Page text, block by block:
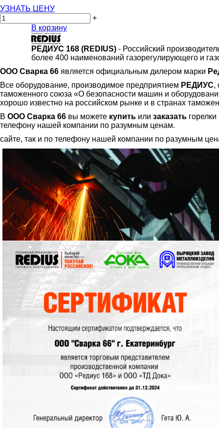
УЗНАТЬ ЦЕНУ
+
В корзину
РЕДИУС 168 (REDIUS) - Российский
более 400 наименований газорегулирующего и
ООО Сварка 66 является официальным дилером марки
Все оборудование, производимое предприятием РЕДИУС,
таможенного союза «О безопасности машин и
хорошо известно на российском рынке и в странах
В ООО Сварка 66 вы можете купить или заказать
телефону нашей компании по разумным ценам.
сайте, так и по телефону нашей компании по разумным